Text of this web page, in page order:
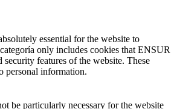
essential for the website to
only includes cookies that ENSUR
security features of the website. These
personal information.
be particularly necessary for the website